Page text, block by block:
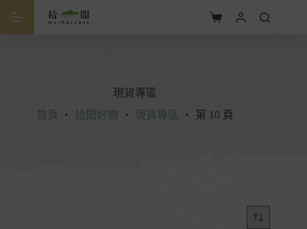
現貨專區
首頁
・ 拾間好物 ・ 現貨專區 ・ 第 10 頁